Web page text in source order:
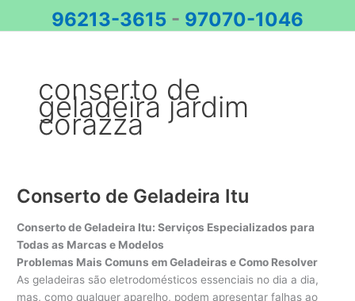
96213-3615 - 97070-1046
conserto de
geladeira jardim
corazza
Conserto de Geladeira Itu
Conserto de Geladeira Itu: Serviços Especializados para
Todas as Marcas e Modelos
Problemas Mais Comuns em Geladeiras e Como Resolver
As geladeiras são eletrodomésticos essenciais no dia a dia,
mas, como qualquer aparelho, podem apresentar falhas ao